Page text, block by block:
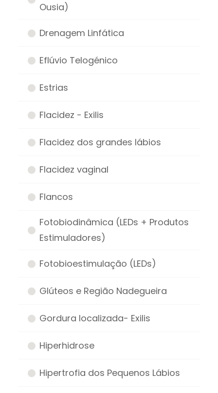
Ousia)
Drenagem Linfática
Eflúvio Telogénico
Estrias
Flacidez - Exilis
Flacidez dos grandes lábios
Flacidez vaginal
Flancos
Fotobiodinâmica (LEDs + Produtos
Estimuladores)
Fotobioestimulação (LEDs)
Glúteos e Região Nadegueira
Gordura localizada- Exilis
Hiperhidrose
Hipertrofia dos Pequenos Lábios